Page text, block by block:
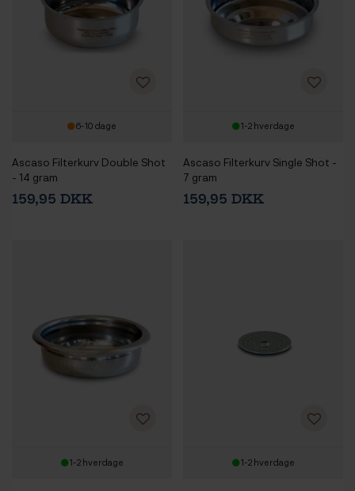
6-10 dage
Ascaso Filterkurv Double Shot
- 14 gram
159,95 DKK
1-2 hverdage
Ascaso Filterkurv Single Shot -
7 gram
159,95 DKK
1-2 hverdage 1-2 hverdage